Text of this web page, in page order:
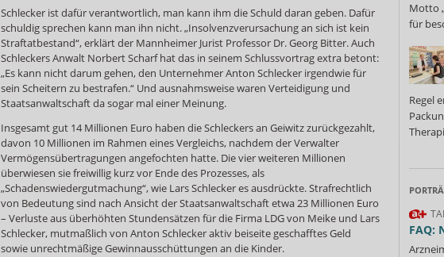
Schlecker ist dafür verantwortlich, man kann ihm die Schuld daran geben. Dafür
schuldig sprechen kann man ihn nicht. „Insolvenzverursachung an sich ist kein
Straftatbestand“, erklärt der Mannheimer Jurist Professor Dr. Georg Bitter. Auch
Schleckers Anwalt Norbert Scharf hat das in seinem Schlussvortrag extra betont:
„Es kann nicht darum gehen, den Unternehmer Anton Schlecker irgendwie für
sein Scheitern zu bestrafen.“ Und ausnahmsweise waren Verteidigung und
Staatsanwaltschaft da sogar mal einer Meinung.
Insgesamt gut 14 Millionen Euro haben die Schleckers an Geiwitz zurückgezahlt,
davon 10 Millionen im Rahmen eines Vergleichs, nachdem der Verwalter
Vermögensübertragungen angefochten hatte. Die vier weiteren Millionen
überwiesen sie freiwillig kurz vor Ende des Prozesses, als
„Schadenswiedergutmachung“, wie Lars Schlecker es ausdrückte. Strafrechtlich
von Bedeutung sind nach Ansicht der Staatsanwaltschaft etwa 23 Millionen Euro
– Verluste aus überhöhten Stundensätzen für die Firma LDG von Meike und Lars
Schlecker, mutmaßlich von Anton Schlecker aktiv beiseite geschafftes Geld
sowie unrechtmäßige Gewinnausschüttungen an die Kinder.
Motto
für
Regel
FAQ: